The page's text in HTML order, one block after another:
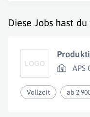
Diese Jobs hast
APS
Vollzeit ab